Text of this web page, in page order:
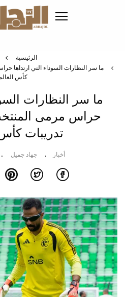
الرئيسية
ما سر النظارات السوداء التي ارتداها
كأس
ما سر النظارات
حراس مرمى
تدريبات
أخبار جهاد جميل